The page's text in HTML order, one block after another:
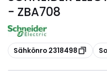
- ZBA708
Kopioi
Sähkönro 2318498